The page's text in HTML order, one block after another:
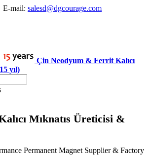
mail: salesd@dgcourage.com
Çin Neodyum & Ferrit Kalıcı
yıl)
Mıknatıs Üreticisi &
Permanent Magnet Supplier & Factory